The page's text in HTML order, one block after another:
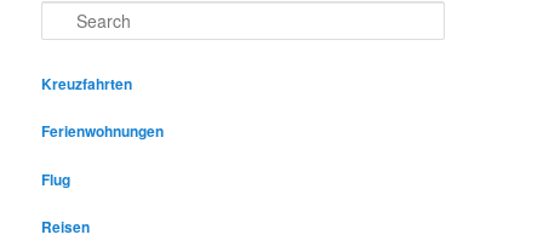
Search
Kreuzfahrten
Ferienwohnungen
Flug
Reisen